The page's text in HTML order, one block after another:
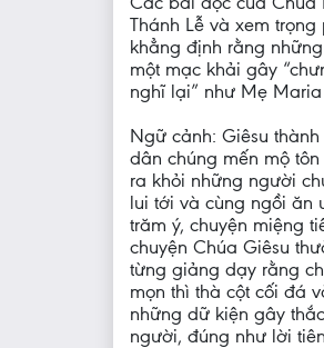
Thánh Lễ và xem
khẳng định rằng
một mạc khải gây
nghĩ lại” như Mẹ
Ngữ cảnh: Giêsu
dân chúng mến mộ
ra khỏi những người
lui tới và cùng ngồi ăn
trăm ý, chuyện miệng
chuyện Chúa Giêsu
từng giảng dạy rằng
mọn thì thà cột cối đá
những dữ kiện gây
người, đúng như lời